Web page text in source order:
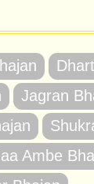
Jagran
Ambe